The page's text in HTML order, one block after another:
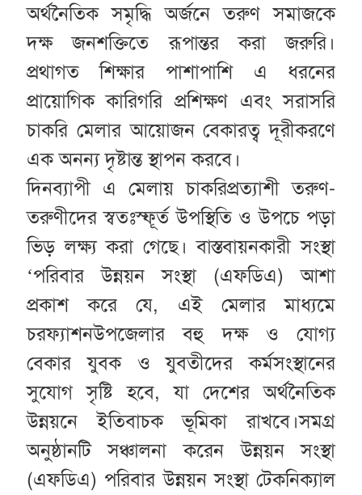
অর্থনৈতিক সমৃদ্ধি অর্জনে তরুণ সমাজকে
দক্ষ জনশক্তিতে রূপান্তর করা জরুরি।
প্রথাগত শিক্ষার পাশাপাশি এ ধরনের
প্রায়োগিক কারিগরি প্রশিক্ষণ এবং সরাসরি
চাকরি মেলার আয়োজন বেকারত্ব দূরীকরণে
এক অনন্য দৃষ্টান্ত স্থাপন করবে।
দিনব্যাপী এ মেলায় চাকরিপ্রত্যাশী তরুণ-
তরুণীদের স্বতঃস্ফূর্ত উপস্থিতি ও উপচে পড়া
ভিড় লক্ষ্য করা গেছে। বাস্তবায়নকারী সংস্থা
‘পরিবার উন্নয়ন সংস্থা (এফডিএ) আশা
প্রকাশ করে যে, এই মেলার মাধ্যমে
চরফ্যাশনউপজেলার বহু দক্ষ ও যোগ্য
বেকার যুবক ও যুবতীদের কর্মসংস্থানের
সুযোগ সৃষ্টি হবে, যা দেশের অর্থনৈতিক
উন্নয়নে ইতিবাচক ভূমিকা রাখবে।সমগ্র
অনুষ্ঠানটি সঞ্চালনা করেন উন্নয়ন সংস্থা
(এফডিএ) পরিবার উন্নয়ন সংস্থা টেকনিক্যাল